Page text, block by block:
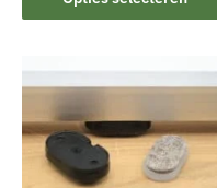
product
meerdere
Deze
optie
kan